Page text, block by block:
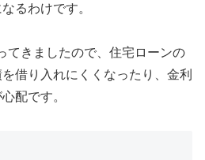
るわけです。
てきましたので、住宅ローンの
借り入れにくくなったり、金利
配です。